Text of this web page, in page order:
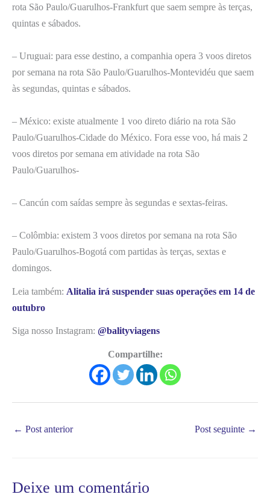
rota São Paulo/Guarulhos-Frankfurt que saem sempre às terças,
quintas e sábados.
– Uruguai: para esse destino, a companhia opera 3 voos diretos
por semana na rota São Paulo/Guarulhos-Montevidéu que saem
às segundas, quintas e sábados.
– México: existe atualmente 1 voo direto diário na rota São
Paulo/Guarulhos-Cidade do México. Fora esse voo, há mais 2
voos diretos por semana em atividade na rota São
Paulo/Guarulhos-
– Cancún com saídas sempre às segundas e sextas-feiras.
– Colômbia: existem 3 voos diretos por semana na rota São
Paulo/Guarulhos-Bogotá com partidas às terças, sextas e
domingos.
Leia também: Alitalia irá suspender suas operações em 14 de
outubro
Siga nosso Instagram: @balityviagens
Compartilhe:
← Post anterior Post seguinte →
Deixe um comentário